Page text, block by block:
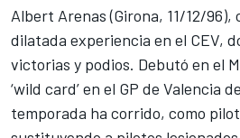
Albert Arenas (Girona, 11/12/
dilatada experiencia en el CEV,
victorias y podios. Debutó en el
‘wild card’ en el GP de Valencia
temporada ha corrido, como